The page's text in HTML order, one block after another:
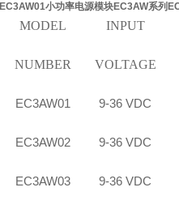
EC3AW01小功率电源模块EC3AW系列
MODEL INPUT
NUMBER VOLTAGE
EC3AW01 9-36 VDC
EC3AW02 9-36 VDC
EC3AW03 9-36 VDC